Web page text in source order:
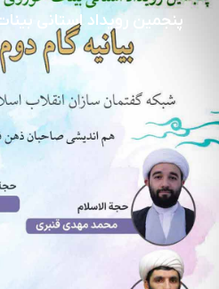
پنجمین رویداد استانی